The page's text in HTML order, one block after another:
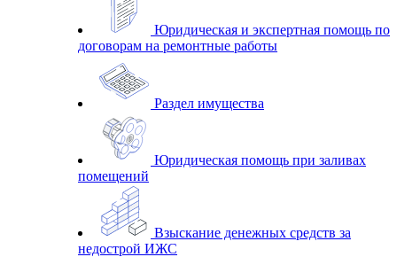
Юридическая и экспертная помощь по
договорам на ремонтные работы
Раздел имущества
Юридическая помощь при заливах
помещений
Взыскание денежных средств за
недострой ИЖС